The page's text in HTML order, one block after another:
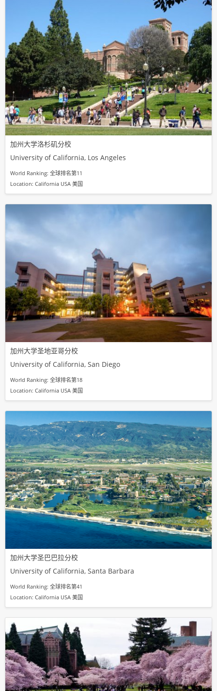
加州大学洛杉矶分校
University of California, Los Angeles
World Ranking: 全球排名第11
Location: California USA 美国
加州大学圣地亚哥分校
University of California, San Diego
World Ranking: 全球排名第18
Location: California USA 美国
加州大学圣巴巴拉分校
University of California, Santa Barbara
World Ranking: 全球排名第41
Location: California USA 美国